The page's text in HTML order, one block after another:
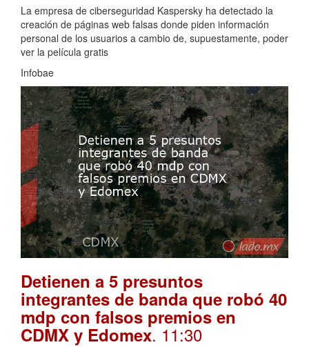
La empresa de ciberseguridad Kaspersky ha detectado la
creación de páginas web falsas donde piden información
personal de los usuarios a cambio de, supuestamente, poder
ver la película gratis
Infobae
Detienen a 5 presuntos
integrantes de banda que robó 40
mdp con falsos premios en
CDMX y Edomex. 11:30